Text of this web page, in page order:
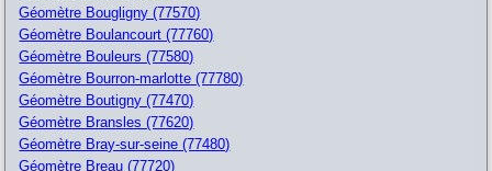
Géomètre Bougligny (77570)
Géomètre Boulancourt (77760)
Géomètre Bouleurs (77580)
Géomètre Bourron-marlotte (77780)
Géomètre Boutigny (77470)
Géomètre Bransles (77620)
Géomètre Bray-sur-seine (77480)
Géomètre Breau (77720)